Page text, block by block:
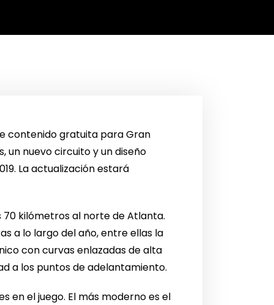
contenido gratuita para Gran
un nuevo circuito y un diseño
La actualización estará
70 kilómetros al norte de Atlanta.
a lo largo del año, entre ellas la
con curvas enlazadas de alta
a los puntos de adelantamiento.
en el juego. El más moderno es el